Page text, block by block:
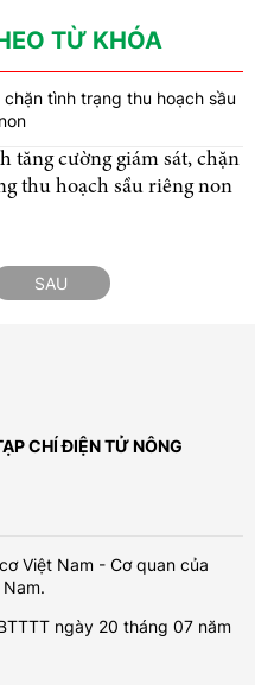
TỪ KHÓA
tình trạng thu hoạch sầu
tăng cường giám sát, chặn
thu hoạch sầu riêng non
SAU
CHÍ ĐIỆN TỬ NÔNG
Việt Nam - Cơ quan của
ngày 20 tháng 07 năm